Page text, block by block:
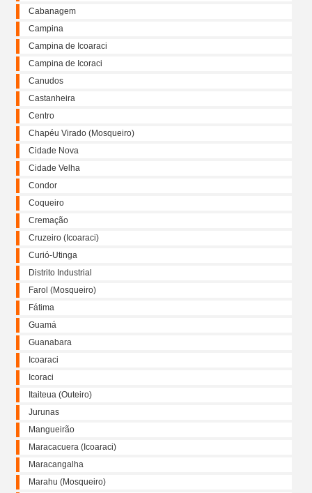
Cabanagem
Campina
Campina de Icoaraci
Campina de Icoraci
Canudos
Castanheira
Centro
Chapéu Virado (Mosqueiro)
Cidade Nova
Cidade Velha
Condor
Coqueiro
Cremação
Cruzeiro (Icoaraci)
Curió-Utinga
Distrito Industrial
Farol (Mosqueiro)
Fátima
Guamá
Guanabara
Icoaraci
Icoraci
Itaiteua (Outeiro)
Jurunas
Mangueirão
Maracacuera (Icoaraci)
Maracangalha
Marahu (Mosqueiro)